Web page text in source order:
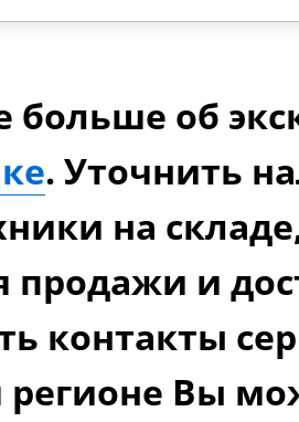
больше об
. Уточнить
на
продажи и
контакты
регионе Вы